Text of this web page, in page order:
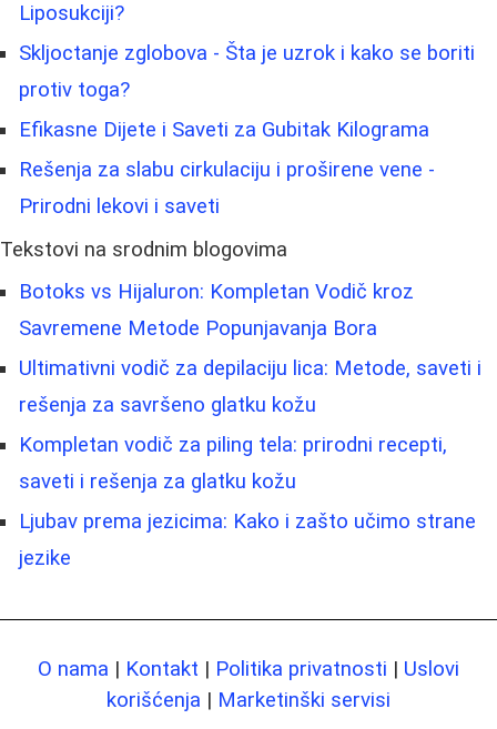
Liposukciji?
Skljoctanje zglobova - Šta je uzrok i kako se boriti
protiv toga?
Efikasne Dijete i Saveti za Gubitak Kilograma
Rešenja za slabu cirkulaciju i proširene vene -
Prirodni lekovi i saveti
Tekstovi na srodnim blogovima
Botoks vs Hijaluron: Kompletan Vodič kroz
Savremene Metode Popunjavanja Bora
Ultimativni vodič za depilaciju lica: Metode, saveti i
rešenja za savršeno glatku kožu
Kompletan vodič za piling tela: prirodni recepti,
saveti i rešenja za glatku kožu
Ljubav prema jezicima: Kako i zašto učimo strane
jezike
O nama | Kontakt | Politika privatnosti | Uslovi
korišćenja | Marketinški servisi